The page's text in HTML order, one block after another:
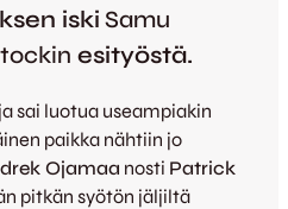
iski Samu
esityöstä.
sai luotua useampiakin
paikka nähtiin jo
Ojamaa nosti Patrick
pitkän syötön jäljiltä